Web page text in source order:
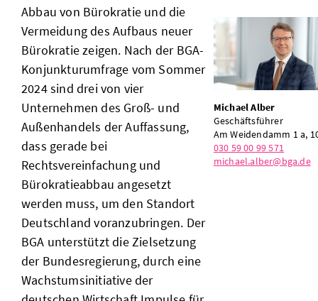
Abbau von Bürokratie und die
Vermeidung des Aufbaus neuer
Bürokratie zeigen. Nach der BGA-
Konjunkturumfrage vom Sommer
2024 sind drei von vier
Unternehmen des Groß- und
Außenhandels der Auffassung,
dass gerade bei
Rechtsvereinfachung und
Bürokratieabbau angesetzt
werden muss, um den Standort
Deutschland voranzubringen. Der
BGA unterstützt die Zielsetzung
der Bundesregierung, durch eine
Wachstumsinitiative der
Michael Alber
Geschäftsführer
Am Weidendamm 1 a,
030 59 00 99 571
michael.alber@bga.de